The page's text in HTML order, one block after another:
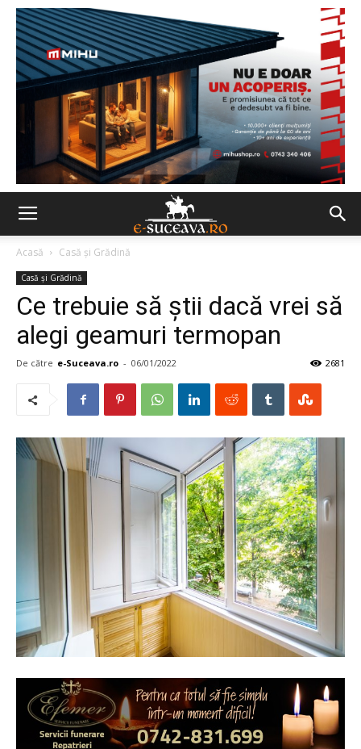
Acasă Casă şi Grădină
Casă şi Grădină
Ce trebuie să știi dacă vrei să
alegi geamuri termopan
De către e-Suceava.ro - 06/01/2022 2681